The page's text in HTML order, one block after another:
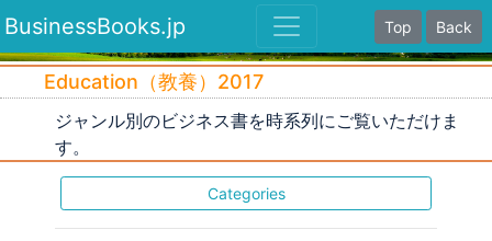
BusinessBooks.jp Top Back
Education（教養）2017
ジャンル別のビジネス書を時系列にご覧いただけま
す。
Categories